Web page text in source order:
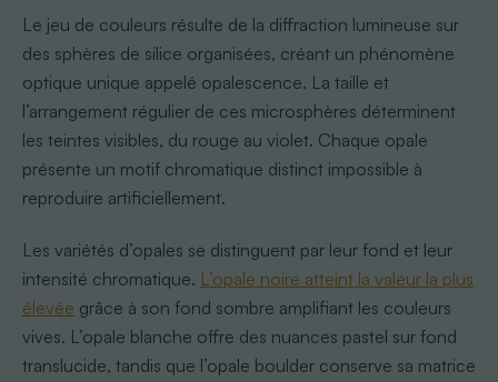
Le jeu de couleurs résulte de la diffraction lumineuse sur
des sphères de silice organisées, créant un phénomène
optique unique appelé opalescence. La taille et
l’arrangement régulier de ces microsphères déterminent
les teintes visibles, du rouge au violet. Chaque opale
présente un motif chromatique distinct impossible à
reproduire artificiellement.
Les variétés d’opales se distinguent par leur fond et leur
intensité chromatique. L’opale noire atteint la valeur la plus
élevée grâce à son fond sombre amplifiant les couleurs
vives. L’opale blanche offre des nuances pastel sur fond
translucide, tandis que l’opale boulder conserve sa matrice